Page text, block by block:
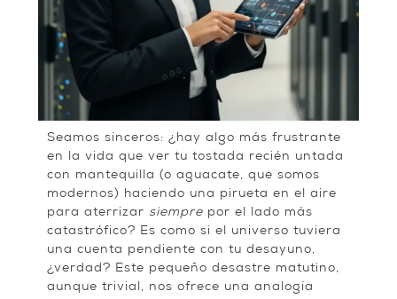
Seamos sinceros: ¿hay algo más frustrante
en la vida que ver tu tostada recién untada
con mantequilla (o aguacate, que somos
modernos) haciendo una pirueta en el aire
para aterrizar siemprepor el lado más
catastrófico? Es como si el universo tuviera
una cuenta pendiente con tu desayuno,
¿verdad? Este pequeño desastre matutino,
aunque trivial, nos ofrece una analogía